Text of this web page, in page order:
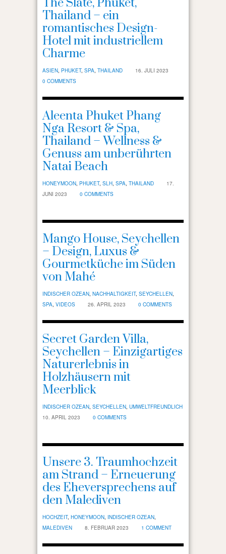
Thailand – ein
romantisches Design-
Hotel mit industriellem
Charme
ASIEN, PHUKET, SPA, THAILAND
16. JULI 2023
0 COMMENTS
Aleenta Phuket Phang
Nga Resort & Spa,
Thailand – Wellness &
Genuss am unberührten
Natai Beach
HONEYMOON, PHUKET, SLH, SPA, THAILAND
17.
JUNI 2023
0 COMMENTS
Mango House, Seychellen
– Design, Luxus &
Gourmetküche im Süden
von Mahé
INDISCHER OZEAN, NACHHALTIGKEIT, SEYCHELLEN,
SPA, VIDEOS 26. APRIL 2023 0 COMMENTS
Secret Garden Villa,
Seychellen – Einzigartiges
Naturerlebnis in
Holzhäusern mit
Meerblick
INDISCHER OZEAN, SEYCHELLEN, UMWELTFREUNDLICH
10. APRIL 2023
0 COMMENTS
Unsere 3. Traumhochzeit
am Strand – Erneuerung
des Eheversprechens auf
den Malediven
HOCHZEIT, HONEYMOON, INDISCHER OZEAN,
MALEDIVEN
8. FEBRUAR 2023 1 COMMENT